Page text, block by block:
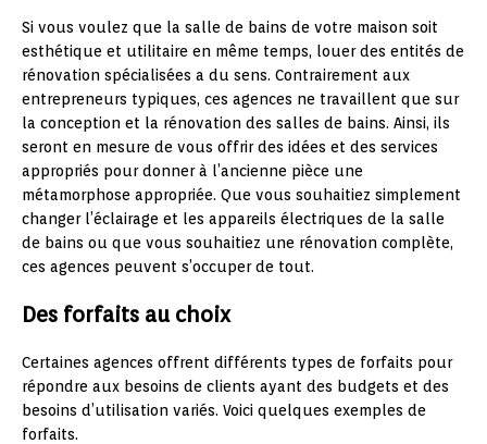
Si vous voulez que la salle de bains de votre maison soit
esthétique et utilitaire en même temps, louer des entités de
rénovation spécialisées a du sens. Contrairement aux
entrepreneurs typiques, ces agences ne travaillent que sur
la conception et la rénovation des salles de bains. Ainsi, ils
seront en mesure de vous offrir des idées et des services
appropriés pour donner à l’ancienne pièce une
métamorphose appropriée. Que vous souhaitiez simplement
changer l’éclairage et les appareils électriques de la salle
de bains ou que vous souhaitiez une rénovation complète,
ces agences peuvent s’occuper de tout.
Des forfaits au choix
Certaines agences offrent différents types de forfaits pour
répondre aux besoins de clients ayant des budgets et des
besoins d’utilisation variés. Voici quelques exemples de
forfaits.